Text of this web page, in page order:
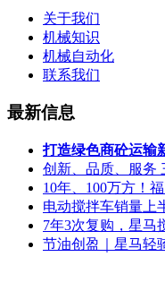
关于我们
机械知识
机械自动化
联系我们
最新信息
打造绿色商砼运输
创新、品质、服务
10年、100万方！
电动搅拌车销量上
7年3次复购，星马
节油创盈｜星马轻